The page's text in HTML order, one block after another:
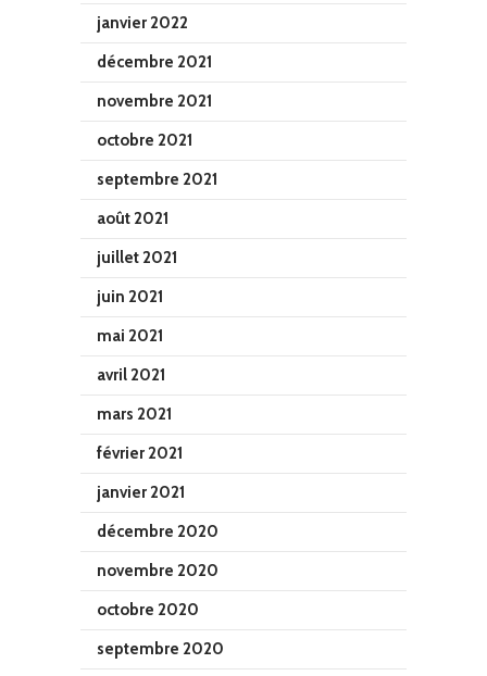
janvier 2022
décembre 2021
novembre 2021
octobre 2021
septembre 2021
août 2021
juillet 2021
juin 2021
mai 2021
avril 2021
mars 2021
février 2021
janvier 2021
décembre 2020
novembre 2020
octobre 2020
septembre 2020